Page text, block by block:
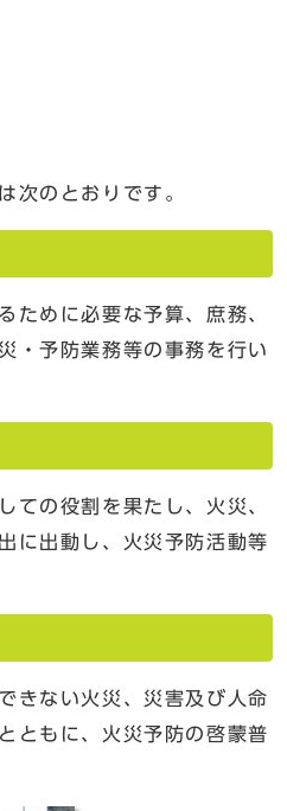
次のとおりです。
ために必要な予算、庶務、
・予防業務等の事務を行い
ての役割を果たし、火災、
に出動し、火災予防活動等
きない火災、災害及び人命
ともに、火災予防の啓蒙普